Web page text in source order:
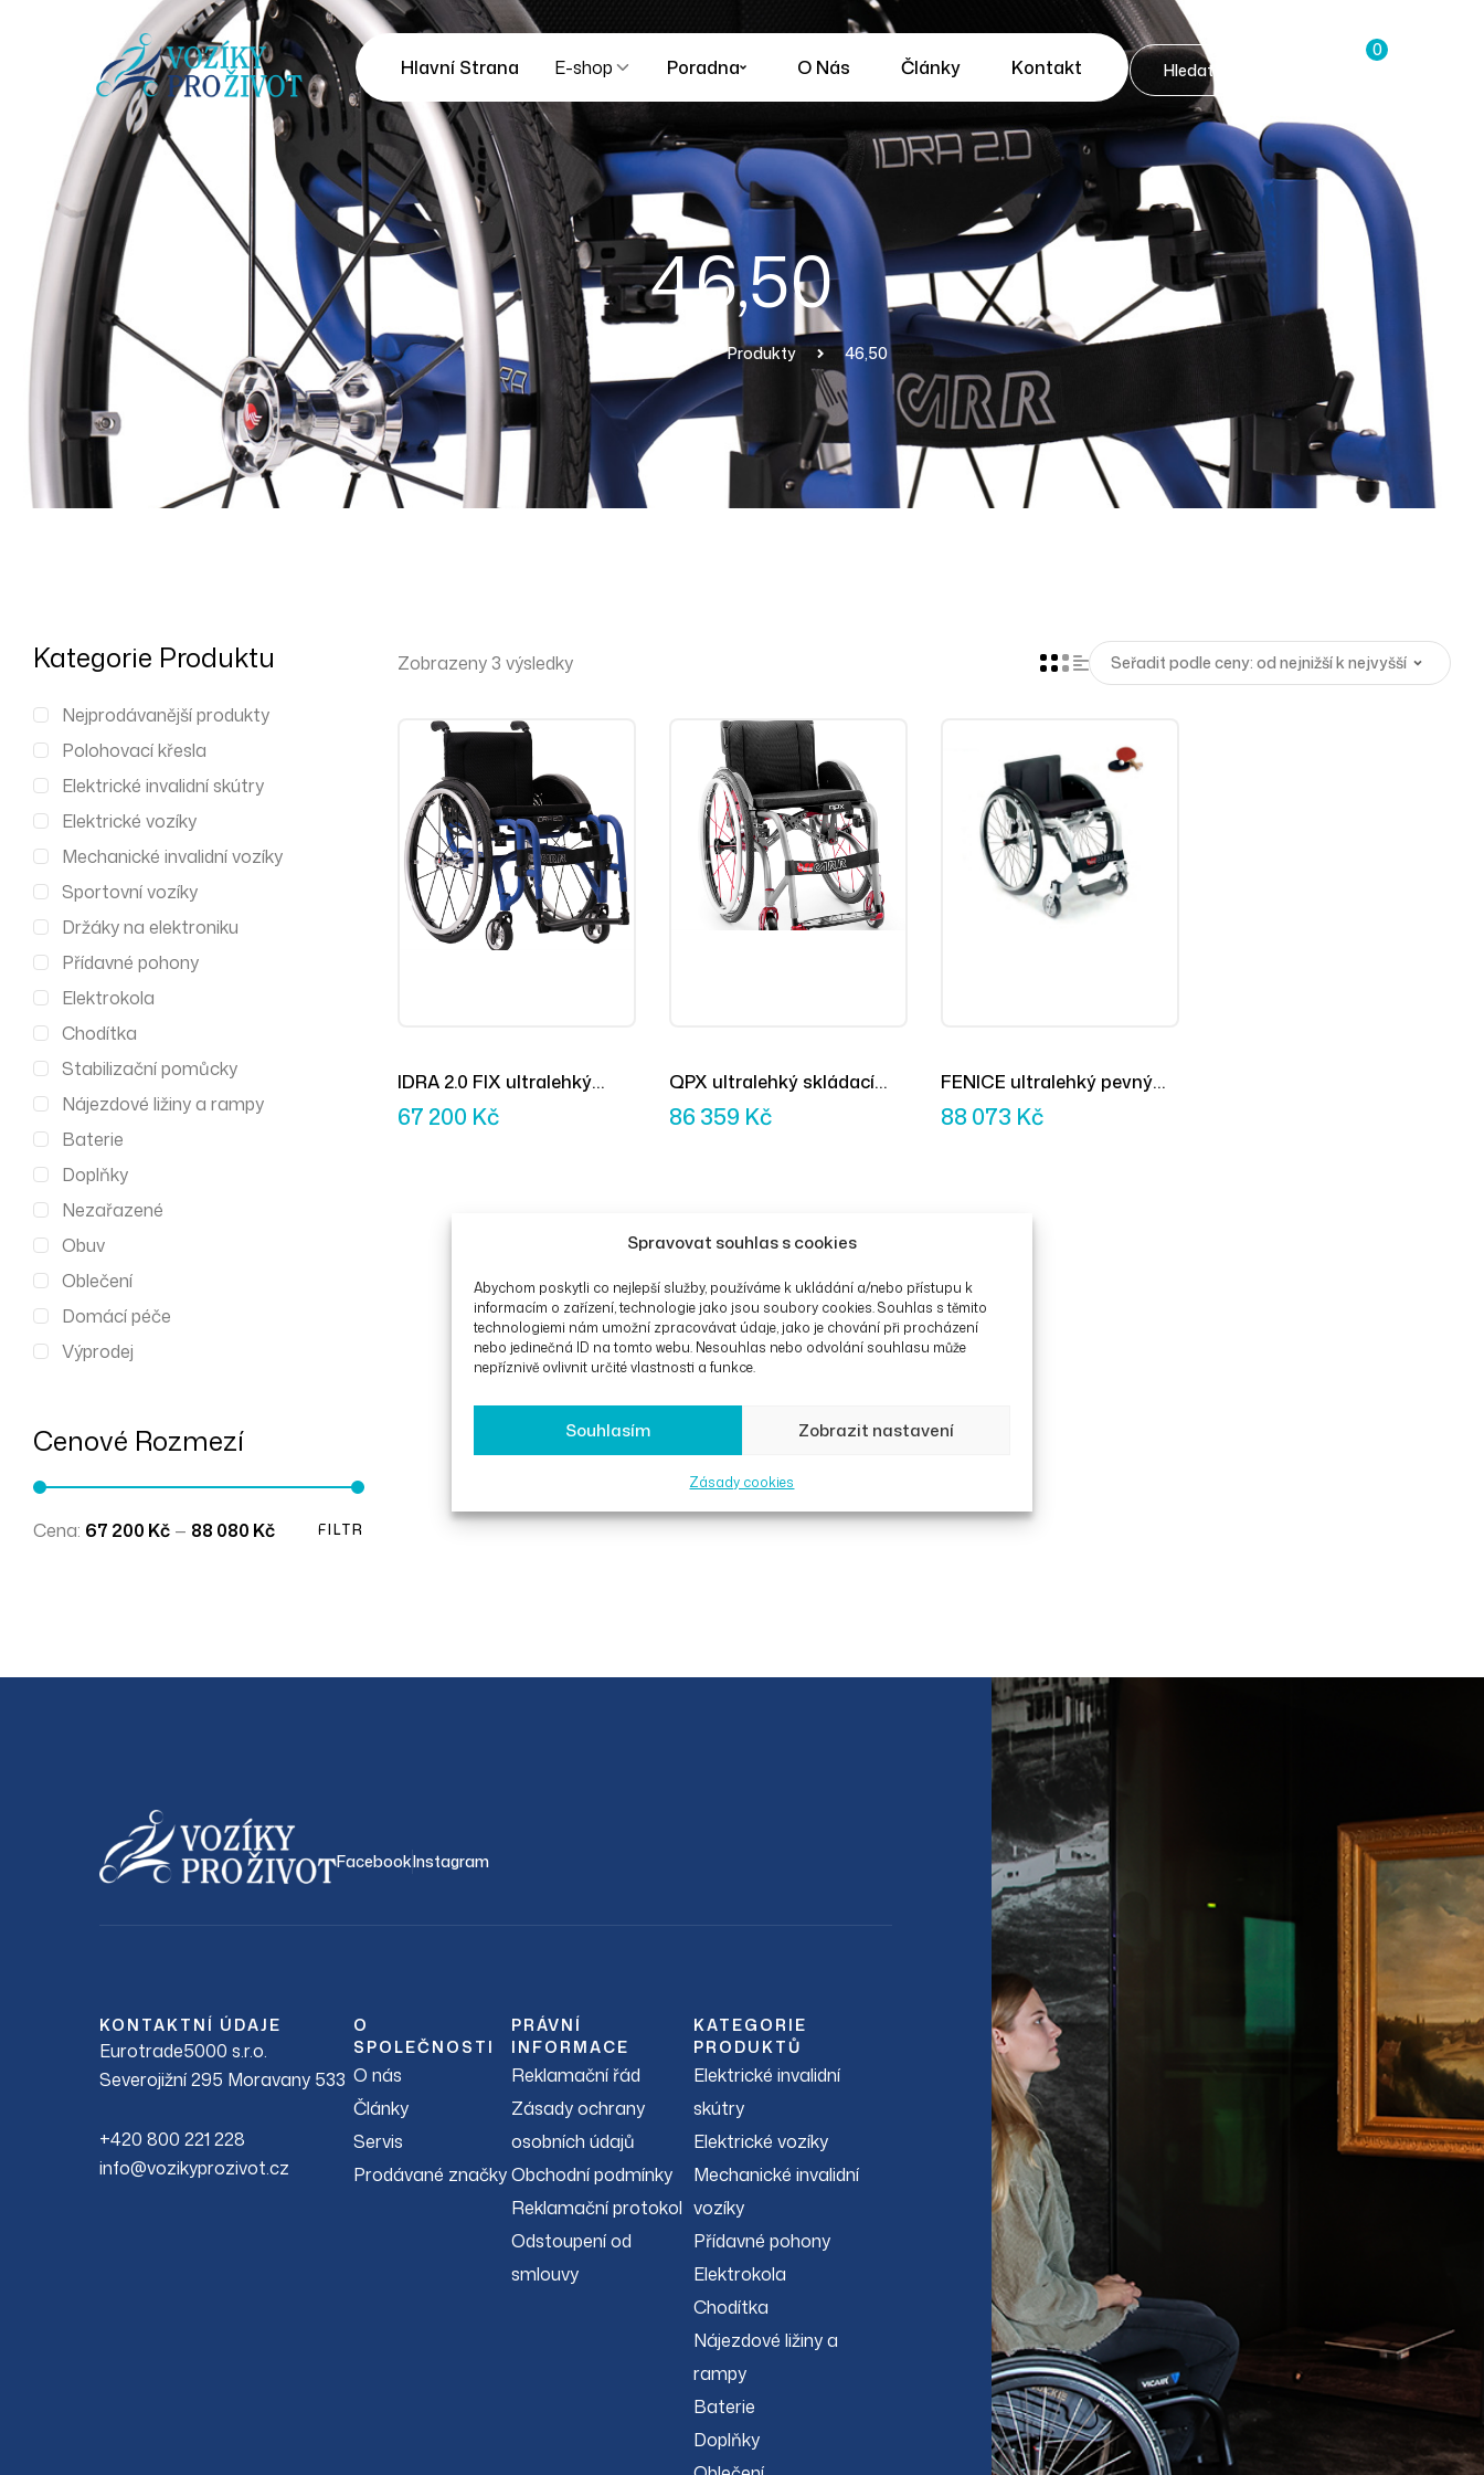
Spravovat souhlas s cookies
Abychom poskytli co nejlepší služby, používáme k ukládání a/nebo přístupu k
informacím o zařízení, technologie jako jsou soubory cookies. Souhlas s těmito
technologiemi nám umožní zpracovávat údaje, jako je chování při procházení
nebo jedinečná ID na tomto webu. Nesouhlas nebo odvolání souhlasu může
nepříznivě ovlivnit určité vlastnosti a funkce.
Souhlasím Zobrazit nastavení
Zásady cookies
Hlavní Strana E-shop Poradna O Nás Články Kontakt
0
46,50
Produkty 46,50
Zobrazeny 3 výsledky
IDRA 2.0 FIX ultralehký
pevný vozík
67 200 Kč
QPX ultralehký skládací
vozík
86 359 Kč
FENICE ultralehký pevný
vozík
88 073 Kč
Kategorie Produktu
Nejprodávanější produkty
Polohovací křesla
Elektrické invalidní skútry
Elektrické vozíky
Mechanické invalidní vozíky
Sportovní vozíky
Držáky na elektroniku
Přídavné pohony
Elektrokola
Chodítka
Stabilizační pomůcky
Nájezdové ližiny a rampy
Baterie
Doplňky
Nezařazené
Obuv
Oblečení
Domácí péče
Výprodej
Cenové Rozmezí
FILTR
Cena: 67 200 Kč — 88 080 Kč
FacebookInstagram
KONTAKTNÍ ÚDAJE
Eurotrade5000 s.r.o.
Severojižní 295 Moravany 533
+420 800 221 228
info@vozikyprozivot.cz
O
SPOLEČNOSTI
O nás
Články
Servis
Prodávané značky
PRÁVNÍ
INFORMACE
Reklamační řád
Zásady ochrany
osobních údajů
Obchodní podmínky
Reklamační protokol
Odstoupení od
smlouvy
KATEGORIE
PRODUKTŮ
Elektrické invalidní
skútry
Elektrické vozíky
Mechanické invalidní
vozíky
Přídavné pohony
Elektrokola
Chodítka
Nájezdové ližiny a
rampy
Baterie
Doplňky